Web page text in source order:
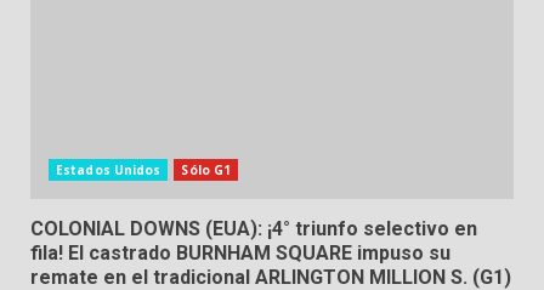
Estados Unidos Sólo G1
COLONIAL DOWNS (EUA): ¡4° triunfo selectivo en
fila! El castrado BURNHAM SQUARE impuso su
remate en el tradicional ARLINGTON MILLION S. (G1)